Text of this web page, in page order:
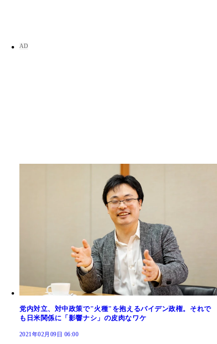
党内対立、対中政策で"火種"を抱えるバイデン政権。それで
も日米関係に「影響ナシ」の皮肉なワケ
2021年02月09日 06:00